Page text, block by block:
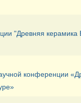
"Древняя керамика
конференции